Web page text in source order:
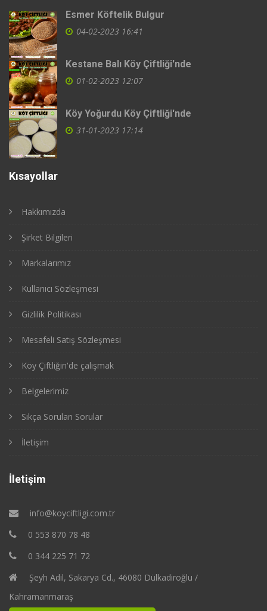
Esmer Köftelik Bulgur
04-02-2023 16:41
Kestane Balı Köy Çiftliği'nde
01-02-2023 12:07
Köy Yoğurdu Köy Çiftliği'nde
31-01-2023 17:14
Kısayollar
Hakkımızda
Şirket Bilgileri
Markalarımız
Kullanıcı Sözleşmesi
Gizlilik Politikası
Mesafeli Satış Sözleşmesi
Köy Çiftliğin'de çalışmak
Belgelerimiz
Sıkça Sorulan Sorular
İletişim
İletişim
info@koyciftligi.com.tr
0 553 870 78 48
0 344 225 71 72
Şeyh Adil, Sakarya Cd., 46080 Dülkadiroğlu /
Kahramanmaraş